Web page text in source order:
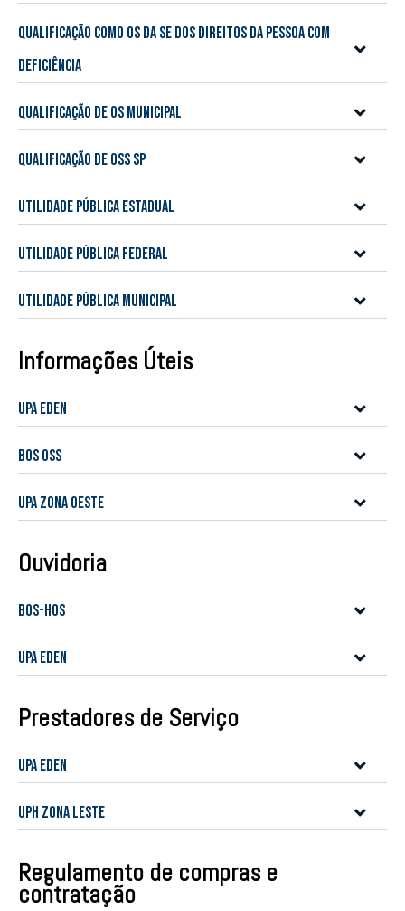
Qualificação como OS da SE dos Direitos da Pessoa com
Deficiência
Qualificação de OS Municipal
Qualificação de OSS SP
Utilidade Pública Estadual
Utilidade Pública Federal
Utilidade Pública Municipal
Informações Úteis
UPA Eden
BOS OSS
UPA ZONA OESTE
Ouvidoria
BOS-HOS
UPA Eden
Prestadores de Serviço
UPA Eden
UPH Zona Leste
Regulamento de compras e
contratação